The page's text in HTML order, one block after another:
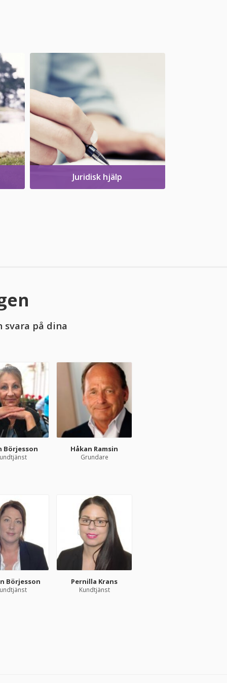
Juridisk hjälp
på dina
Börjesson Håkan Ramsin
Grundare
Börjesson Pernilla Krans
Kundtjänst